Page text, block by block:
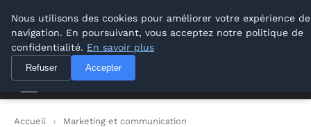
M Zone Studio
M Zone Studio
Accueil
Marketing et communication
Nous utilisons des cookies pour améliorer votre expérience de
navigation. En poursuivant, vous acceptez notre politique de
confidentialité. En savoir plus
Refuser Accepter